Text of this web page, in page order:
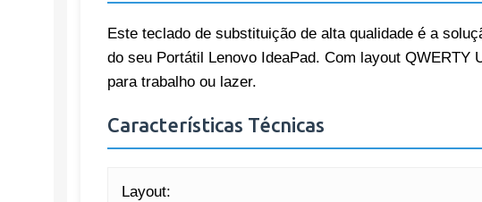
Este teclado de substituição de alta qualidade é a
do seu Portátil Lenovo IdeaPad. Com layout
para trabalho ou lazer.
Características Técnicas
Layout: